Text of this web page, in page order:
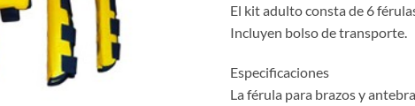
El kit adulto consta de 6
Incluyen bolso de transporte.
Especificaciones
La férula para brazos y